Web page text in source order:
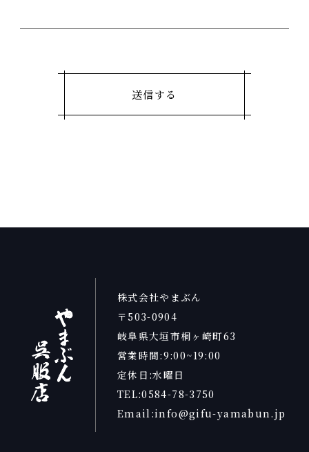
株式会社やまぶん
〒503-0904
岐阜県大垣市桐ヶ崎町63
営業時間:9:00~19:00
定休日:水曜日
TEL:0584-78-3750
Email:info@gifu-yamabun.jp